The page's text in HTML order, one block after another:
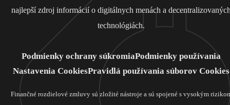
najlepší zdroj informácií o digitálnych menách a
technológiách.
Podmienky ochrany súkromiaPodmienky používania
Nastavenia CookiesPravidlá používania súborov Cookies
Finančné rozdielové zmluvy sú zložité nástroje a sú spojené s vysokým